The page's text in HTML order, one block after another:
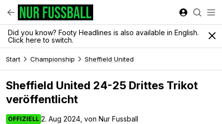
Did you know? Footy Headlines is also available in English.
Click here to switch.
Start Championship Sheffield United
Sheffield United 24-25 Drittes Trikot
veröffentlicht
OFFIZIELL 2. Aug 2024, von Nur Fussball